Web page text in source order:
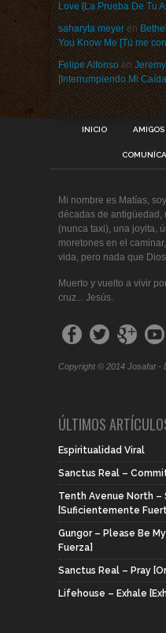
Love [La Prueba De Tu
saharyta meyeren
You Know Me [Tú me
Felipe Alfonsoen
[Interrumpiendo Mi
INICIO AMIGOS
Mi nombre es Matías,
décadas de antigüedad,
(nunca taxi), una joyita,
moretones en el
vida, pero nada que
Muerto y vuelto a vivir
cruz... Jesús.
Copyright © 2014 Josafat -
ÚLTIMOS
Espiritualidad Viral
Sanctus Real –
Tenth Avenue North –
[Suficientemente
Gungor – Please Be
Fuerza]
Sanctus Real – Pray
Lifehouse – Exhale